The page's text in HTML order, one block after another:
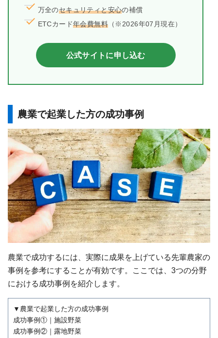
万全のセキュリティと安心の補償
ETCカード年会費無料 （※2026年07月現在）
公式サイトに申し込む
農業で起業した方の成功事例
農業で成功するには、実際に成果を上げている先輩農家の
事例を参考にすることが有効です。ここでは、3つの分野
における成功事例を紹介します。
▼農業で起業した方の成功事例
成功事例①｜施設野菜
成功事例②｜露地野菜